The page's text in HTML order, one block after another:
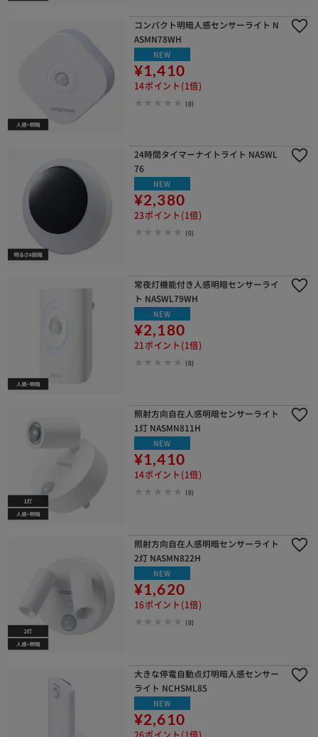
コンパクト明暗人感センサーライト N
ASMN78WH
NEW
¥1,410
14ポイント(1倍)
(0)
24時間タイマーナイトライト NASWL
76
NEW
¥2,380
23ポイント(1倍)
(0)
常夜灯機能付き人感明暗センサーライ
ト NASWL79WH
NEW
¥2,180
21ポイント(1倍)
(0)
照射方向自在人感明暗センサーライト
1灯 NASMN811H
NEW
¥1,410
14ポイント(1倍)
(0)
照射方向自在人感明暗センサーライト
2灯 NASMN822H
NEW
¥1,620
16ポイント(1倍)
(0)
大きな停電自動点灯明暗人感センサー
ライト NCHSML85
NEW
¥2,610
26ポイント(1倍)